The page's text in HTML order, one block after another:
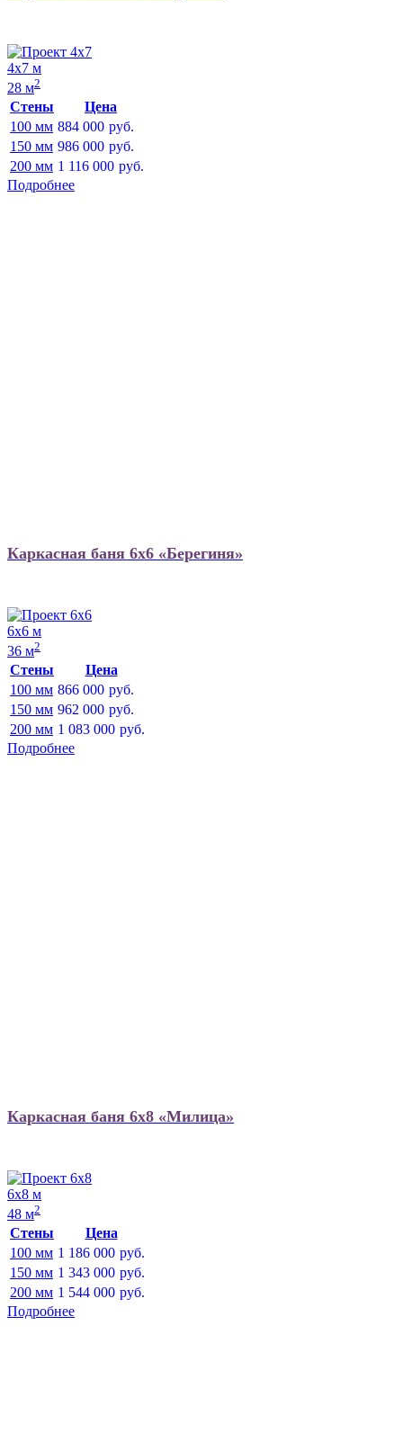
4х7 м
28 м2
Стены
Цена
100 мм 884 000 руб.
150 мм 986 000 руб.
200 мм 1 116 000 руб.
Подробнее
Каркасная баня 6х6 «Берегиня»
6х6 м
36 м2
Стены
Цена
100 мм 866 000 руб.
150 мм 962 000 руб.
200 мм 1 083 000 руб.
Подробнее
Каркасная баня 6х8 «Милица»
6х8 м
48 м2
Стены
Цена
100 мм 1 186 000 руб.
150 мм 1 343 000 руб.
200 мм 1 544 000 руб.
Подробнее